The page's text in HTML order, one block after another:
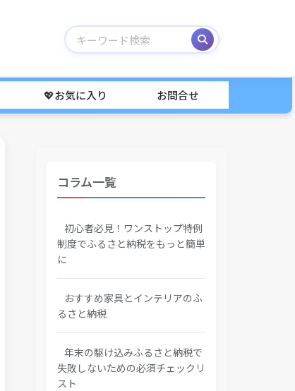
💖お気に入り お問合せ
コラム一覧
初心者必見！ワンストップ特例
制度でふるさと納税をもっと簡単
に
おすすめ家具とインテリアのふ
るさと納税
年末の駆け込みふるさと納税で
失敗しないための必須チェックリ
スト